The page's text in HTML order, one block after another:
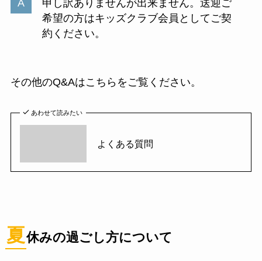
申し訳ありませんが出来ません。送迎ご
希望の方はキッズクラブ会員としてご契
約ください。
その他のQ&Aはこちらをご覧ください。
あわせて読みたい
よくある質問
夏休みの過ごし方について